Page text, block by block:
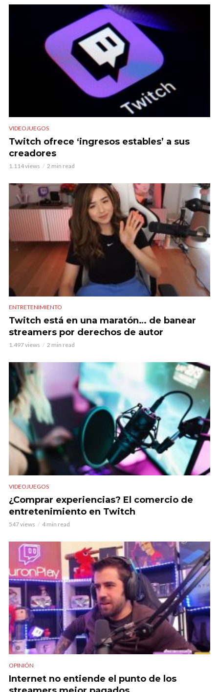
VIDEOJUEGOS
Twitch ofrece ‘ingresos estables’ a sus
creadores
1.114 views 2 min read
ENTRETENIMIENTO
Twitch está en una maratón… de banear
streamers por derechos de autor
1.497 views 2 min read
VIDEOJUEGOS
¿Comprar experiencias? El comercio de
entretenimiento en Twitch
547 views 4 min read
OPINIÓN
Internet no entiende el punto de los